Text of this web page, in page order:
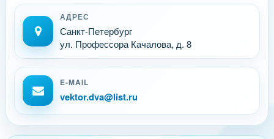
АДРЕС
Санкт-Петербург
ул. Профессора Качалова, д. 8
E-MAIL
vektor.dva@list.ru